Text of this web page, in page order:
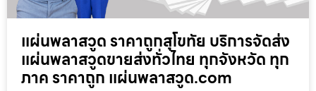
แผ่นพลาสวูด ราคาถูกสุโขทัย บริการจัดส่ง
แผ่นพลาสวูดขายส่งทั่วไทย ทุกจังหวัด ทุก
ภาค ราคาถูก แผ่นพลาสวูด.com